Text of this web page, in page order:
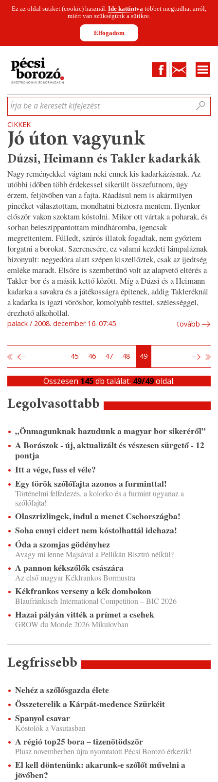
Ez az oldal sütiket (cookie) használ. Ide kattintva többet megtudhat arról,
miért van szükségünk a sütikre.
Elfogadom
FacebookKapcsolat
CIKKEKHÍREKINFOGRAFIKÁKMUNKATÁRSAKWINESOFA
Írja be a keresett kifejezést
CIKKEK
Jó úton vagyunk
Dúzsi, Heimann és Takler kadarkák
Nagy reményekkel vágtam neki ennek kis kadarkázásnak. Az
utóbbi időben több érdekessel sikerült összefutnom, úgy
érzem, feljövőben van a fajta. Ráadásul nem is akármilyen
pincéket választottam, mondhatni biztosra mentem. Ilyenkor
először vakon szoktam kóstolni. Mikor ott vártak a poharak, és
sorban beleszippantottam mindháromba, igencsak
megrettentem. Fülledt, szúrós illatok fogadtak, nem győztem
forgatni a borokat. Szerencsére, ez valami kezdeti lámpaláznak
bizonyult: negyedóra alatt szépen kiszellőztek, csak az ijedtség
emléke maradt. Elsőre is szembetűnő volt az alapvető eltérés a
Takler-bor és a másik kettő között. Míg a Dúzsi és a Heimann
kadarka a savakra és a játékosságra építenek, addig Takleréknál
a kadarka is igazi vörösbor, komolyabb testtel, szélességgel,
érezhető alkohollal.
palack 2008. december 16. 07:45 tovább
45 46 47 48 49
Összesen 145db találat. 49/49oldal.
Legolvasottabb
„Önmagunknak hazudunk a magyar bor sikeréről”
A Borászok - új, aktualizált és vészesen sürgető - 12
pontja
Itt a vége, fuss el véle?
Egy török szőlőfajta azonos a furminttal!
Történelmi felfedezés, a kolorko és a furmint ugyanaz a
szőlőfajta!
Olaszrizlingek, indul a menet Csehországba!
Soha ennyi cidert nem kóstolhattál idehaza!
Óda a szomjas gödényhez
Avagy mi lenne Majsával a Pellikán Bisztró nélkül?
A pannon kékszőlők császára
Az első magyar Kékfrankos Bormustra
Kékfrankos verseny a kék dombokon
Blaufränkisch International Competition – BIC 2026
Hazai pályán vitték a prímet a csehek
GROW du Monde 2026 Mikulovban
Legfrissebb
Nehéz a szőlősgazda élete
Összeterelik a Kárpát-medence Szürkéit
Spanyol csavar
Kóstolók a Vasutasban
A régió top25 bora – tizenötödször
Plusz novemberben újra nyomtatott Pécsi Borozó érkezik!
El kell döntenünk: akarunk-e szőlőt művelni a
jövőben?